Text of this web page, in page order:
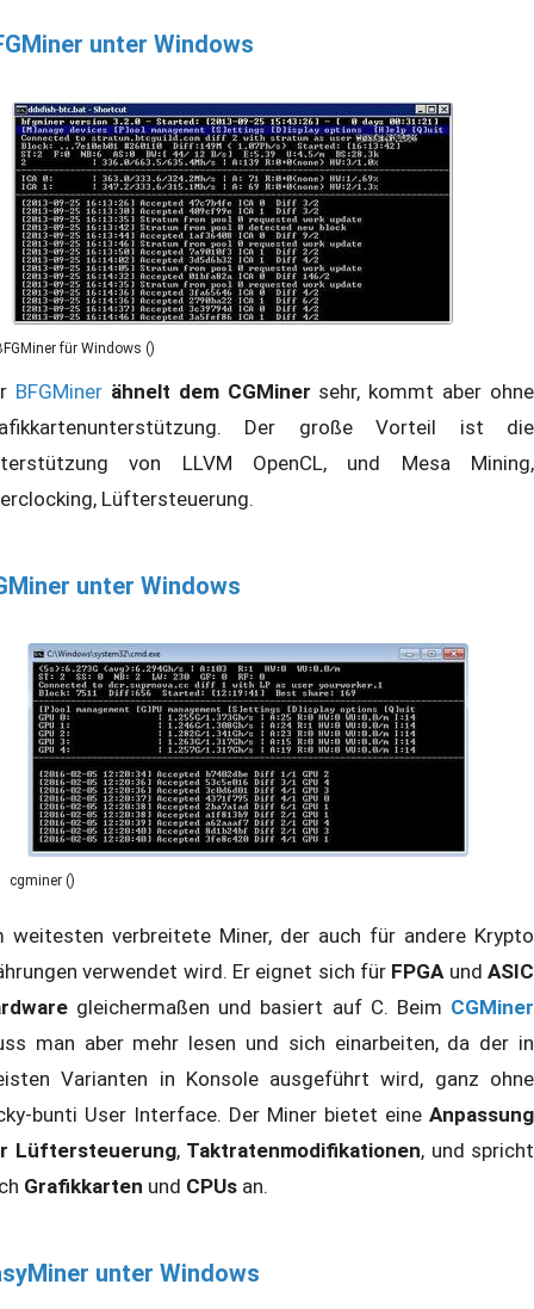
unter Windows
für Windows ()
BFGMiner ähnelt dem CGMiner sehr, kommt aber ohne
Der große Vorteil ist die
von LLVM OpenCL, und Mesa Mining,
Lüftersteuerung.
unter Windows
cgminer ()
weitesten verbreitete Miner, der auch für andere Krypto
verwendet wird. Er eignet sich für FPGAundASIC
gleichermaßen und basiert auf C. Beim CGMiner
man aber mehr lesen und sich einarbeiten, da der in
Varianten in Konsole ausgeführt wird, ganz ohne
bunti User Interface. Der Miner bietet eine Anpassung
Lüftersteuerung, Taktratenmodifikationen, und spricht
Grafikkarten und CPUs an.
unter Windows